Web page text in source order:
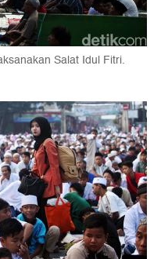
Salat Idul Fitri.